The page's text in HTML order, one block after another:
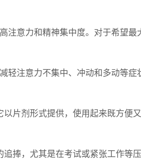
注意力和精神集中度。对于希望
轻注意力不集中、冲动和多动等
片剂形式提供，使用起来既方便
捧，尤其是在考试或紧张工作等